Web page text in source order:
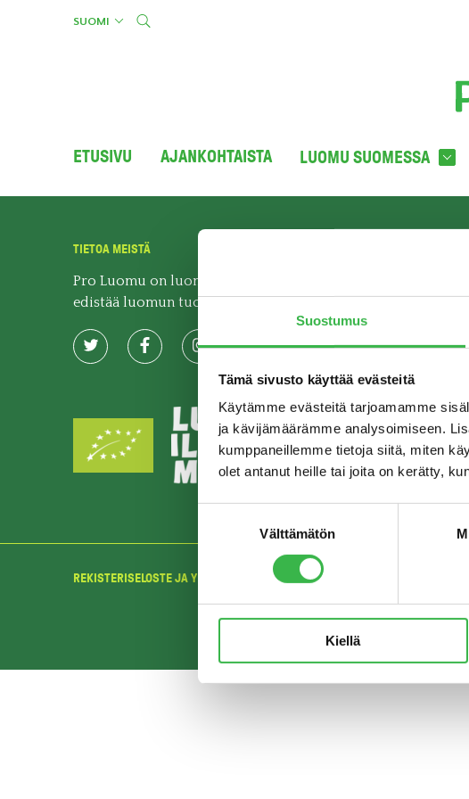
Suostumus
Tämä sivusto käyttää evästeitä
Käytämme evästeitä tarjoamamme
ja kävijämäärämme analysoimiseen.
kumppaneillemme tietoja siitä, miten
olet antanut heille tai joita on kerätty,
Välttämätön
Kiellä
SUOMI
ETUSIVU AJANKOHTAISTA LUOMU SUOMESSA
TIETOA MEISTÄ
Pro Luomu on luomualan yhteistyöorganisaatio, joka
edistää luomun tuotantoa ja kulutusta Suomessa.
c/o
00500
REKISTERISELOSTE JA YKSITYISYYDENSUOJA